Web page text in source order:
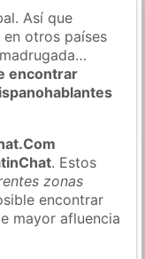
Así que
otros países
encontrar
. Estos
zonas
encontrar
mayor afluencia